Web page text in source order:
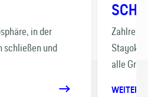
in der
schließen und
alle